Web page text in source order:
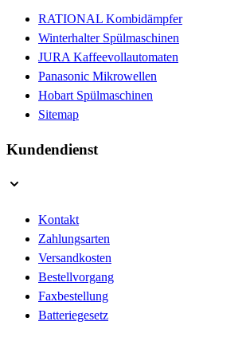
RATIONAL Kombidämpfer
Winterhalter Spülmaschinen
JURA Kaffeevollautomaten
Panasonic Mikrowellen
Hobart Spülmaschinen
Sitemap
Kundendienst
Kontakt
Zahlungsarten
Versandkosten
Bestellvorgang
Faxbestellung
Batteriegesetz